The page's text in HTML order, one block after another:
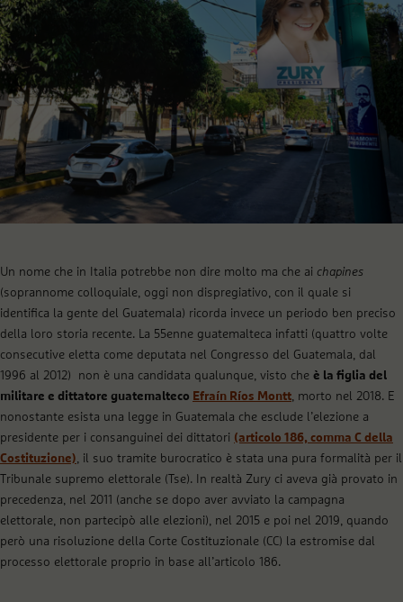
Un nome che in Italia potrebbe non dire molto ma che ai chapines
(soprannome colloquiale, oggi non dispregiativo, con il quale si
identifica la gente del Guatemala) ricorda invece un periodo ben preciso
della loro storia recente. La 55enne guatemalteca infatti (quattro volte
consecutive eletta come deputata nel Congresso del Guatemala, dal
1996 al 2012) non è una candidata qualunque, visto che è la figlia del
militare e dittatore guatemalteco Efraín Ríos Montt , morto nel 2018. E
nonostante esista una legge in Guatemala che esclude l’elezione a
presidente per i consanguinei dei dittatori (articolo 186, comma C della
Costituzione) , il suo tramite burocratico è stata una pura formalità per il
Tribunale supremo elettorale (Tse). In realtà Zury ci aveva già provato in
precedenza, nel 2011 (anche se dopo aver avviato la campagna
elettorale, non partecipò alle elezioni), nel 2015 e poi nel 2019, quando
però una risoluzione della Corte Costituzionale (CC) la estromise dal
processo elettorale proprio in base all’articolo 186.